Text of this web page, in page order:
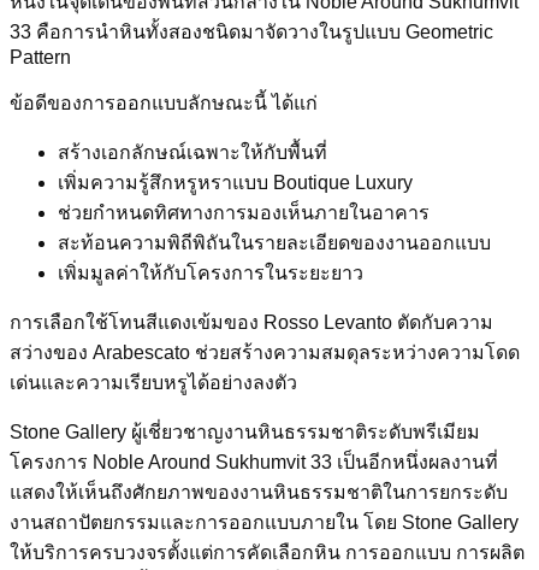
33 คือการนำหินทั้งสองชนิดมาจัดวางในรูปแบบ Geometric
Pattern
ข้อดีของการออกแบบลักษณะนี้ ได้แก่
สร้างเอกลักษณ์เฉพาะให้กับพื้นที่
เพิ่มความรู้สึกหรูหราแบบ Boutique Luxury
ช่วยกำหนดทิศทางการมองเห็นภายในอาคาร
สะท้อนความพิถีพิถันในรายละเอียดของงานออกแบบ
เพิ่มมูลค่าให้กับโครงการในระยะยาว
การเลือกใช้โทนสีแดงเข้มของ Rosso Levanto ตัดกับความ
สว่างของ Arabescato ช่วยสร้างความสมดุลระหว่างความโดด
เด่นและความเรียบหรูได้อย่างลงตัว
Stone Gallery ผู้เชี่ยวชาญงานหินธรรมชาติระดับพรีเมียม
โครงการ Noble Around Sukhumvit 33 เป็นอีกหนึ่งผลงานที่
แสดงให้เห็นถึงศักยภาพของงานหินธรรมชาติในการยกระดับ
งานสถาปัตยกรรมและการออกแบบภายใน โดย Stone Gallery
ให้บริการครบวงจรตั้งแต่การคัดเลือกหิน การออกแบบ การผลิต